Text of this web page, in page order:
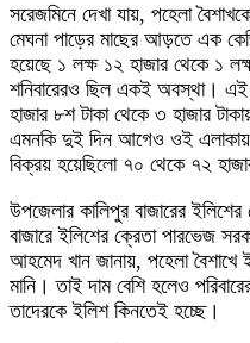
সরেজমিনে দেখা যায়, পহেলা
মেঘনা পাড়ের মাছের আড়তে এক
হয়েছে ১ লক্ষ ১২ হাজার থেকে ১
শনিবারেরও ছিল একই অবস্থা। এই
হাজার ৮শ টাকা থেকে ৩ হাজার
এমনকি দুই দিন আগেও ওই
বিক্রয় হয়েছিলো ৭০ থেকে ৭২
উপজেলার কালিপুর বাজারের
বাজারে ইলিশের ক্রেতা পারভেজ
আহমেদ খান জানায়, পহেলা বৈশাখে
মানি। তাই দাম বেশি হলেও
তাদেরকে ইলিশ কিনতেই হচ্ছে।